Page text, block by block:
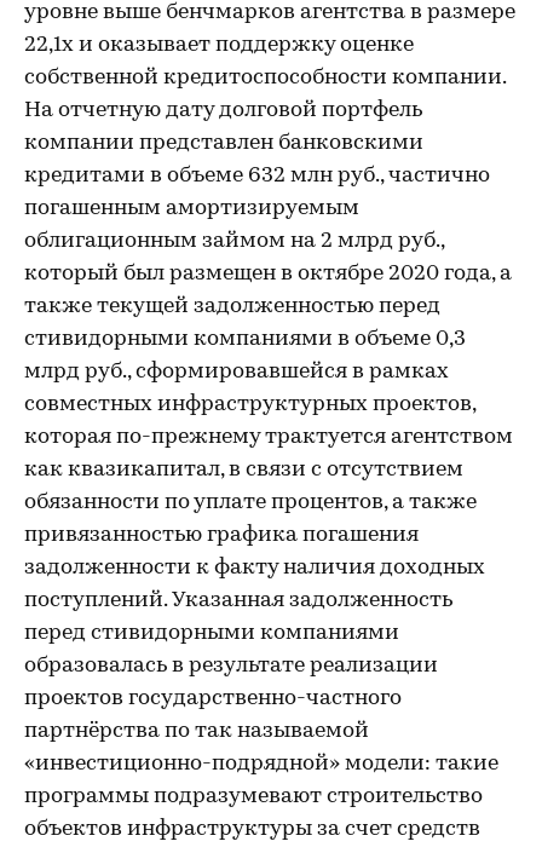
уровне выше бенчмарков агентства в размере
22,1х и оказывает поддержку оценке
собственной кредитоспособности компании.
На отчетную дату долговой портфель
компании представлен банковскими
кредитами в объеме 632 млн руб., частично
погашенным амортизируемым
облигационным займом на 2 млрд руб.,
который был размещен в октябре 2020 года, а
также текущей задолженностью перед
стивидорными компаниями в объеме 0,3
млрд руб., сформировавшейся в рамках
совместных инфраструктурных проектов,
которая по-прежнему трактуется агентством
как квазикапитал, в связи с отсутствием
обязанности по уплате процентов, а также
привязанностью графика погашения
задолженности к факту наличия доходных
поступлений. Указанная задолженность
перед стивидорными компаниями
образовалась в результате реализации
проектов государственно-частного
партнёрства по так называемой
«инвестиционно-подрядной» модели: такие
программы подразумевают строительство
объектов инфраструктуры за счет средств